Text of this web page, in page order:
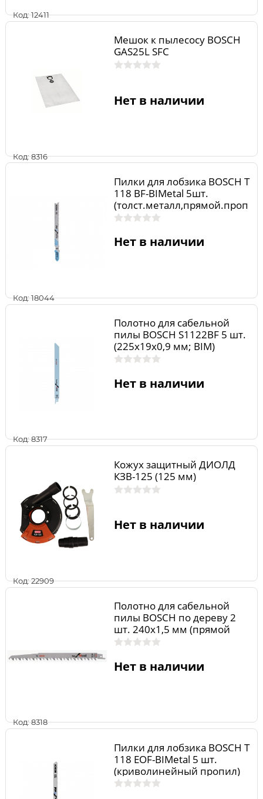
Код: 12411
Код: 8316
Мешок к пылесосу BOSCH
GAS25L SFC
Нет в наличии
Код: 18044
Пилки для лобзика BOSCH Т
118 BF-BIMetal 5шт.
(толст.металл,прямой.проп
ил)
Нет в наличии
Код: 8317
Полотно для сабельной
пилы BOSCH S1122BF 5 шт.
(225х19х0,9 мм; BIM)
2.608.656.019
Нет в наличии
Код: 22909
Кожух защитный ДИОЛД
КЗВ-125 (125 мм)
Нет в наличии
Код: 8318
Полотно для сабельной
пилы BOSCH по дереву 2
шт. 240х1,5 мм (прямой
рез) 2.608.650.681
Нет в наличии
Пилки для лобзика BOSCH Т
118 EOF-BIMetal 5 шт.
(криволинейный пропил)